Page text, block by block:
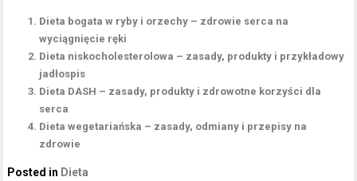
Dieta bogata w ryby i orzechy – zdrowie serca na
wyciągnięcie ręki
Dieta niskocholesterolowa – zasady, produkty i przykładowy
jadłospis
Dieta DASH – zasady, produkty i zdrowotne korzyści dla
serca
Dieta wegetariańska – zasady, odmiany i przepisy na
zdrowie
Posted in Dieta